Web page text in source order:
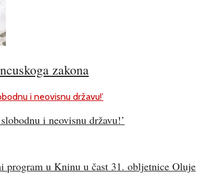
zakona
i neovisnu državu!’
program u Kninu u čast 31. obljetnice Oluje